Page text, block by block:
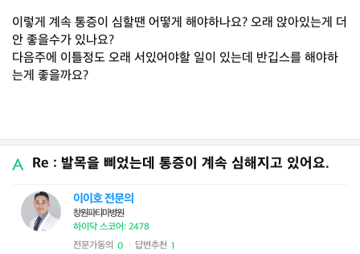
이렇게 계속 통증이 심할땐 어떻게 해야하나요? 오래 앉아있는게 더
안 좋을수가 있나요?
다음주에 이틀정도 오래 서있어야할 일이 있는데 반깁스를 해야하
는게 좋을까요?
Re : 발목을 삐었는데 통증이 계속 심해지고 있어요.
이이호 전문의
창원파티마병원
하이닥 스코어: 2478
전문가동의 0 답변추천 1